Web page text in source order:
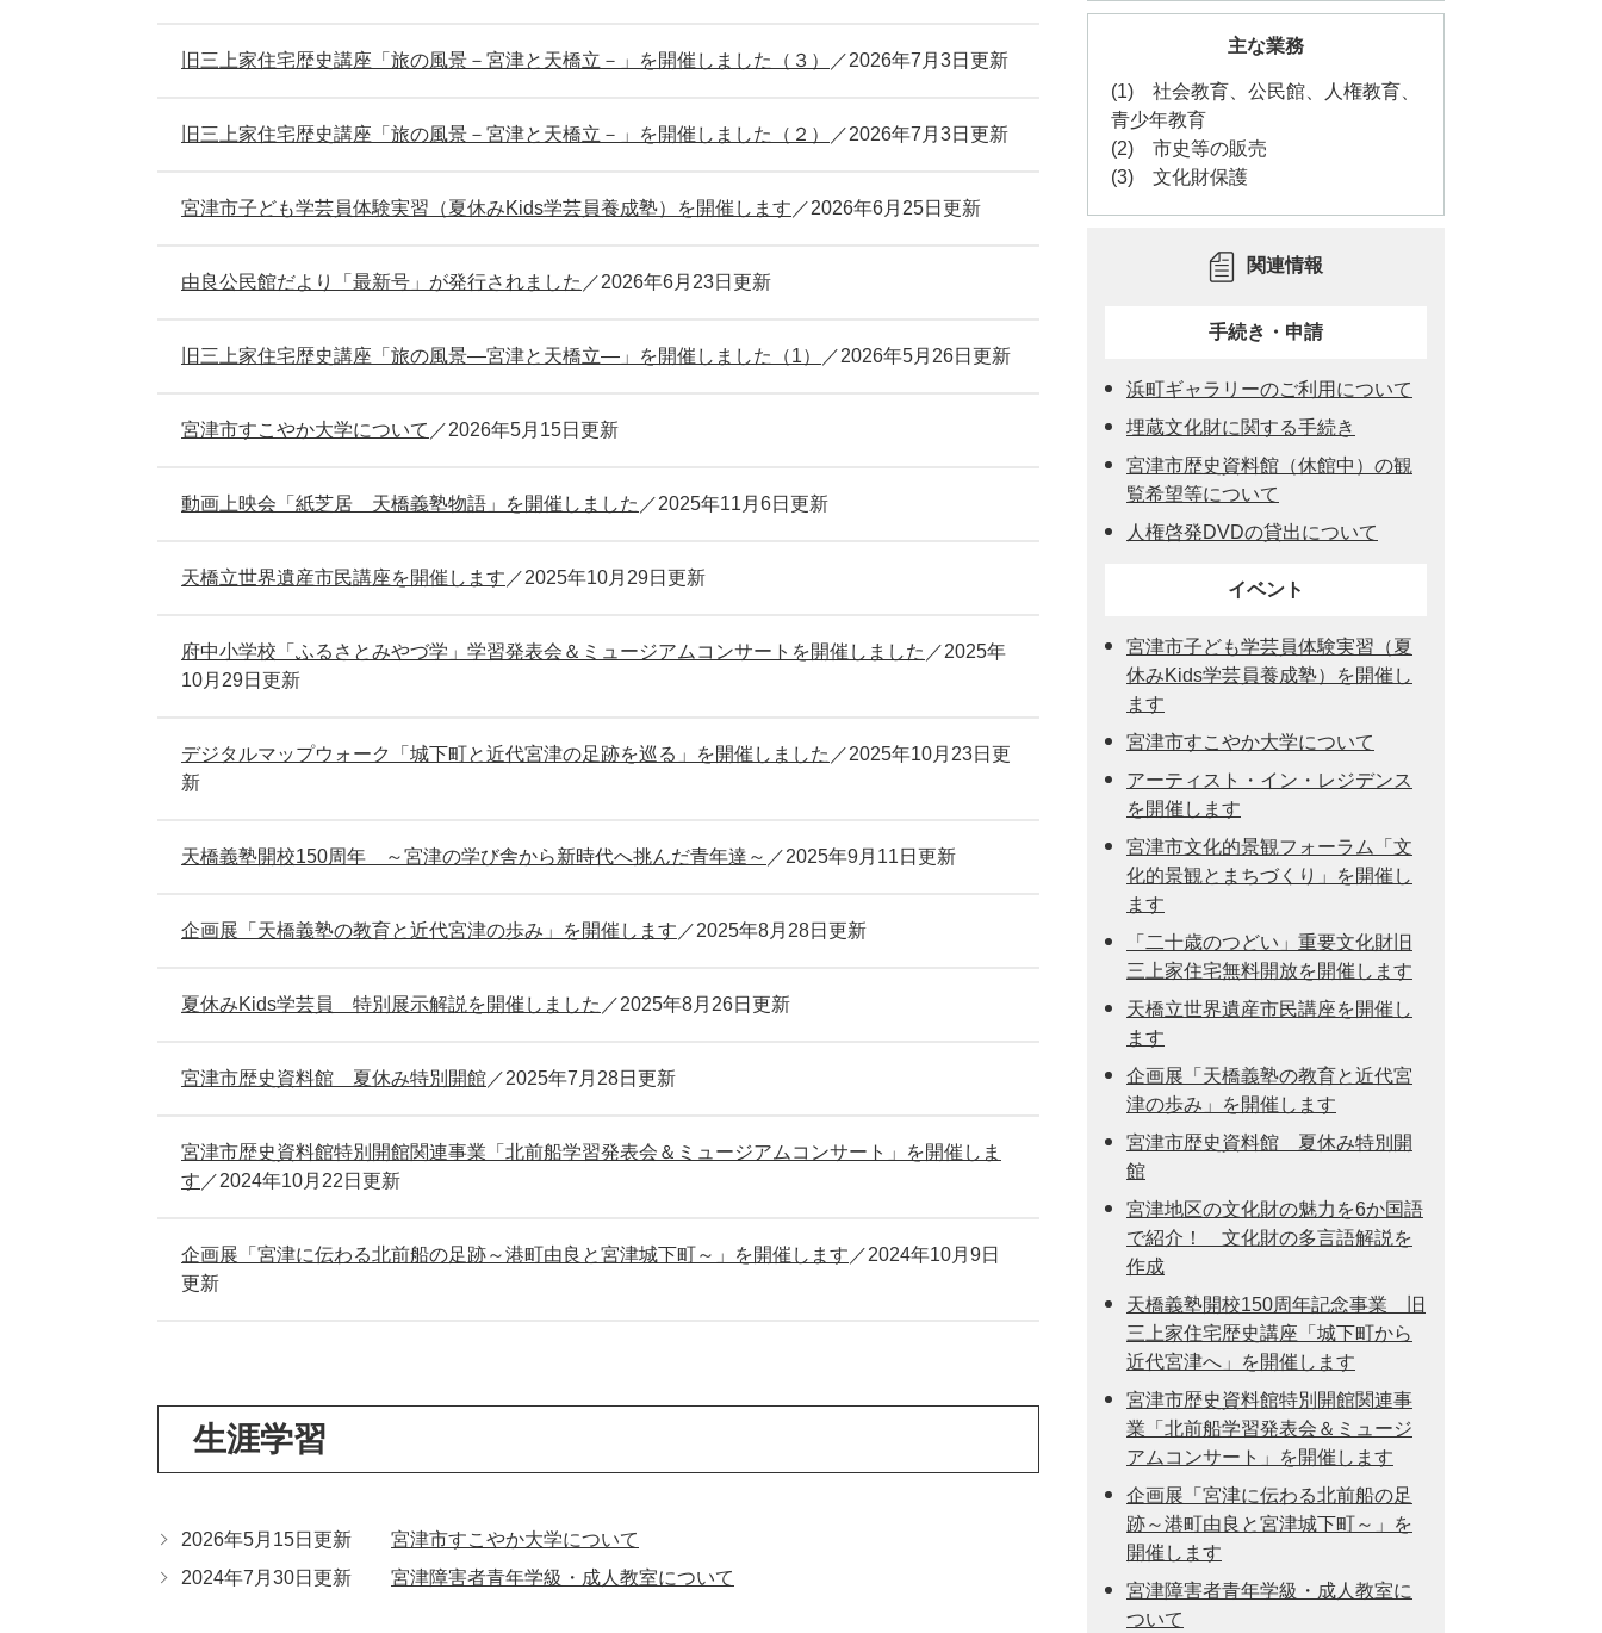
旧三上家住宅歴史講座「旅の風景－宮津と天橋立－」を開催しました（３） 2026年7月3日更新
旧三上家住宅歴史講座「旅の風景－宮津と天橋立－」を開催しました（２） 2026年7月3日更新
宮津市子ども学芸員体験実習（夏休みKids学芸員養成塾）を開催します 2026年6月25日更新
由良公民館だより「最新号」が発行されました 2026年6月23日更新
旧三上家住宅歴史講座「旅の風景―宮津と天橋立―」を開催しました（1） 2026年5月26日更新
宮津市すこやか大学について 2026年5月15日更新
動画上映会「紙芝居 天橋義塾物語」を開催しました 2025年11月6日更新
天橋立世界遺産市民講座を開催します 2025年10月29日更新
府中小学校「ふるさとみやづ学」学習発表会＆ミュージアムコンサートを開催しました
2025年
10月29日更新
デジタルマップウォーク「城下町と近代宮津の足跡を巡る」を開催しました
2025年10月23日更
新
天橋義塾開校150周年 ～宮津の学び舎から新時代へ挑んだ青年達～ 2025年9月11日更新
企画展「天橋義塾の教育と近代宮津の歩み」を開催します 2025年8月28日更新
夏休みKids学芸員 特別展示解説を開催しました 2025年8月26日更新
宮津市歴史資料館 夏休み特別開館 2025年7月28日更新
宮津市歴史資料館特別開館関連事業「北前船学習発表会＆ミュージアムコンサート」を開催しま
す
2024年10月22日更新
企画展「宮津に伝わる北前船の足跡～港町由良と宮津城下町～」を開催します
2024年10月9日
更新
生涯学習
2026年5月15日更新
宮津市すこやか大学について
2024年7月30日更新
宮津障害者青年学級・成人教室について
主な業務
(1) 社会教育、公民館、人権教育、
青少年教育
(2) 市史等の販売
(3) 文化財保護
関連情報
手続き・申請
浜町ギャラリーのご利用について
埋蔵文化財に関する手続き
宮津市歴史資料館（休館中）の観
覧希望等について
人権啓発DVDの貸出について
イベント
宮津市子ども学芸員体験実習（夏
休みKids学芸員養成塾）を開催し
ます
宮津市すこやか大学について
アーティスト・イン・レジデンス
を開催します
宮津市文化的景観フォーラム「文
化的景観とまちづくり」を開催し
ます
「二十歳のつどい」重要文化財旧
三上家住宅無料開放を開催します
天橋立世界遺産市民講座を開催し
ます
企画展「天橋義塾の教育と近代宮
津の歩み」を開催します
宮津市歴史資料館 夏休み特別開
館
宮津地区の文化財の魅力を6か国語
で紹介！ 文化財の多言語解説を
作成
天橋義塾開校150周年記念事業 旧
三上家住宅歴史講座「城下町から
近代宮津へ」を開催します
宮津市歴史資料館特別開館関連事
業「北前船学習発表会＆ミュージ
アムコンサート」を開催します
企画展「宮津に伝わる北前船の足
跡～港町由良と宮津城下町～」を
開催します
宮津障害者青年学級・成人教室に
ついて